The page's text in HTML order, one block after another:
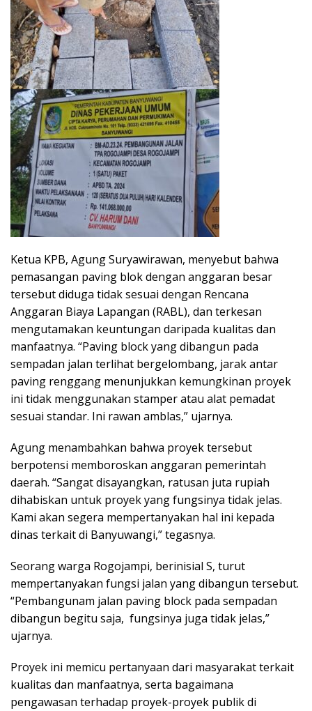
Ketua KPB, Agung Suryawirawan, menyebut bahwa
pemasangan paving blok dengan anggaran besar
tersebut diduga tidak sesuai dengan Rencana
Anggaran Biaya Lapangan (RABL), dan terkesan
mengutamakan keuntungan daripada kualitas dan
manfaatnya. “Paving block yang dibangun pada
sempadan jalan terlihat bergelombang, jarak antar
paving renggang menunjukkan kemungkinan proyek
ini tidak menggunakan stamper atau alat pemadat
sesuai standar. Ini rawan amblas,” ujarnya.
Agung menambahkan bahwa proyek tersebut
berpotensi memboroskan anggaran pemerintah
daerah. “Sangat disayangkan, ratusan juta rupiah
dihabiskan untuk proyek yang fungsinya tidak jelas.
Kami akan segera mempertanyakan hal ini kepada
dinas terkait di Banyuwangi,” tegasnya.
Seorang warga Rogojampi, berinisial S, turut
mempertanyakan fungsi jalan yang dibangun tersebut.
“Pembangunam jalan paving block pada sempadan
dibangun begitu saja, fungsinya juga tidak jelas,”
ujarnya.
Proyek ini memicu pertanyaan dari masyarakat terkait
kualitas dan manfaatnya, serta bagaimana
pengawasan terhadap proyek-proyek publik di